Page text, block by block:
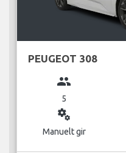
PEUGEOT 308
group
5
miscellaneous_services
Manuelt gir